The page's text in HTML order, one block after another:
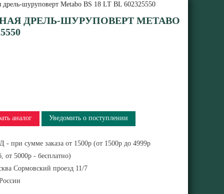
дрель-шуруповерт Metabo BS 18 LT BL 602325550
ДРЕЛЬ-ШУРУПОВЕРТ METABO
аналог Уведомить о поступлении
при сумме заказа от 1500р (от 1500р до 4999р
от 5000р - бесплатно)
Сормовский проезд 11/7